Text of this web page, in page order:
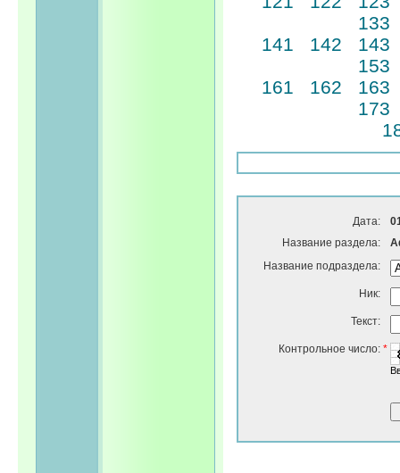
133
141
142
143
153
161
162
163
173
Дата:
Название раздела:
Название подраздела:
Ник:
Текст:
Контрольное число: *